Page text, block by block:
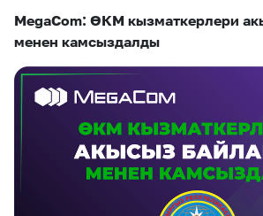
M2M
Көңүл ачуучу
MegaCom: ӨКМ кызматкерлери
менен камсыздалды